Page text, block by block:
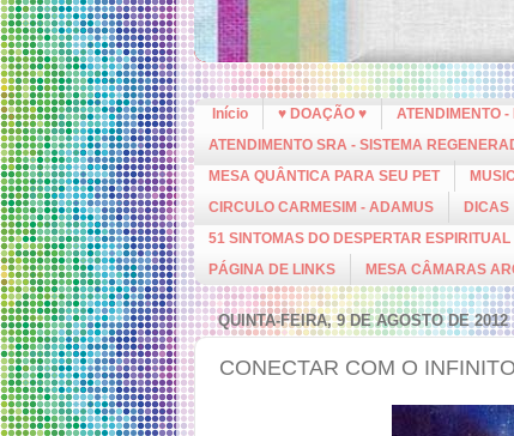
Início ♥ DOAÇÃO ♥ ATENDIMENTO
ATENDIMENTO SRA - SISTEMA
MESA QUÂNTICA PARA SEU PET
CIRCULO CARMESIM - ADAMUS
DICAS
51 SINTOMAS DO DESPERTAR ESPIRITUAL
PÁGINA DE LINKS
MESA CÂMARAS
QUINTA-FEIRA, 9 DE AGOSTO DE 2012
CONECTAR COM O